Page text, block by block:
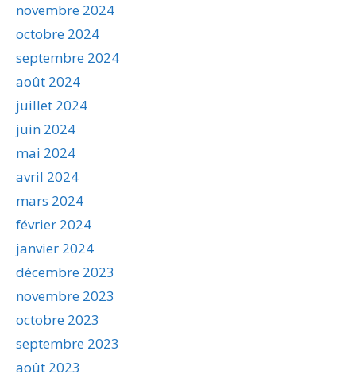
novembre 2024
octobre 2024
septembre 2024
août 2024
juillet 2024
juin 2024
mai 2024
avril 2024
mars 2024
février 2024
janvier 2024
décembre 2023
novembre 2023
octobre 2023
septembre 2023
août 2023